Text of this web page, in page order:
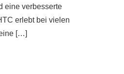
eine verbesserte
erlebt bei vielen
[…]